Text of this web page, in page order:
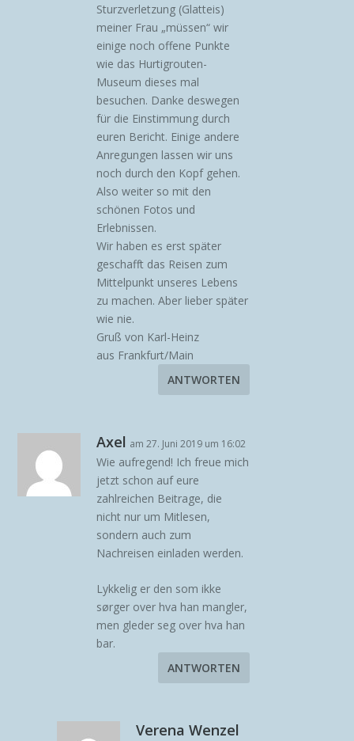
Sturzverletzung (Glatteis)
meiner Frau „müssen“ wir
einige noch offene Punkte
wie das Hurtigrouten-
Museum dieses mal
besuchen. Danke deswegen
für die Einstimmung durch
euren Bericht. Einige andere
Anregungen lassen wir uns
noch durch den Kopf gehen.
Also weiter so mit den
schönen Fotos und
Erlebnissen.
Wir haben es erst später
geschafft das Reisen zum
Mittelpunkt unseres Lebens
zu machen. Aber lieber später
wie nie.
Gruß von Karl-Heinz
aus Frankfurt/Main
ANTWORTEN
Axel am 27. Juni 2019 um 16:02
Wie aufregend! Ich freue mich
jetzt schon auf eure
zahlreichen Beitrage, die
nicht nur um Mitlesen,
sondern auch zum
Nachreisen einladen werden.
Lykkelig er den som ikke
sørger over hva han mangler,
men gleder seg over hva han
bar.
ANTWORTEN
Verena Wenzel